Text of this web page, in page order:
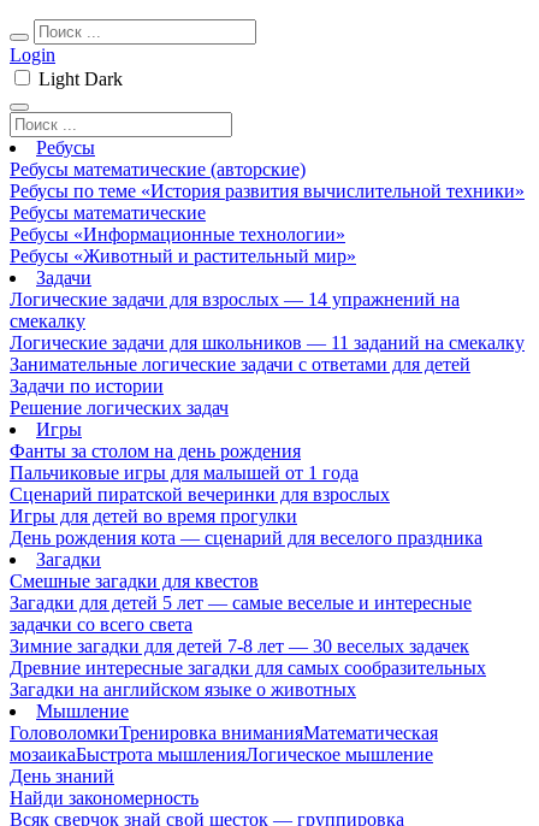
Login
Light Dark
Ребусы
Ребусы математические (авторские)
Ребусы по теме «История развития вычислительной техники»
Ребусы математические
Ребусы «Информационные технологии»
Ребусы «Животный и растительный мир»
Задачи
Логические задачи для взрослых — 14 упражнений на
смекалку
Логические задачи для школьников — 11 заданий на смекалку
Занимательные логические задачи с ответами для детей
Задачи по истории
Решение логических задач
Игры
Фанты за столом на день рождения
Пальчиковые игры для малышей от 1 года
Сценарий пиратской вечеринки для взрослых
Игры для детей во время прогулки
День рождения кота — сценарий для веселого праздника
Загадки
Смешные загадки для квестов
Загадки для детей 5 лет — самые веселые и интересные
задачки со всего света
Зимние загадки для детей 7-8 лет — 30 веселых задачек
Древние интересные загадки для самых сообразительных
Загадки на английском языке о животных
Мышление
ГоловоломкиТренировка вниманияМатематическая
мозаикаБыстрота мышленияЛогическое мышление
День знаний
Найди закономерность
Всяк сверчок знай свой шесток — группировка